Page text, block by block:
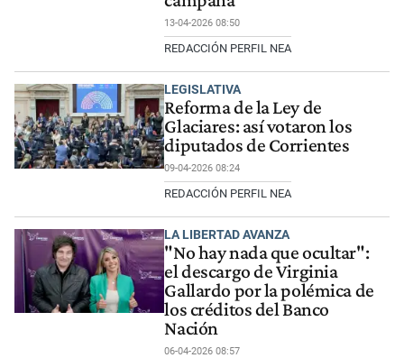
13-04-2026 08:50
REDACCIÓN PERFIL NEA
LEGISLATIVA
Reforma de la Ley de
Glaciares: así votaron los
diputados de Corrientes
09-04-2026 08:24
REDACCIÓN PERFIL NEA
LA LIBERTAD AVANZA
"No hay nada que ocultar":
el descargo de Virginia
Gallardo por la polémica de
los créditos del Banco
Nación
06-04-2026 08:57